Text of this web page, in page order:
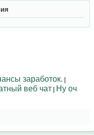
заработок.
веб чат Ну оч